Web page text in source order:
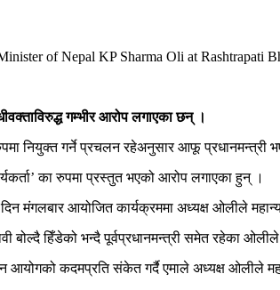
of Nepal KP Sharma Oli at
गम्भीर आरोप लगाएका छन् ।
नियुक्त गर्ने प्रचलन रहेअनुसार आफू प्रधानमन्त्री
का रुपमा प्रस्तुत भएको आरोप लगाएका हुन् ।
मंगलबार आयोजित कार्यक्रममा अध्यक्ष ओलीले
बोल्दै हिँडेको भन्दै पूर्वप्रधानमन्त्री समेत रहेका
आयोगको कदमप्रति संकेत गर्दै एमाले अध्यक्ष